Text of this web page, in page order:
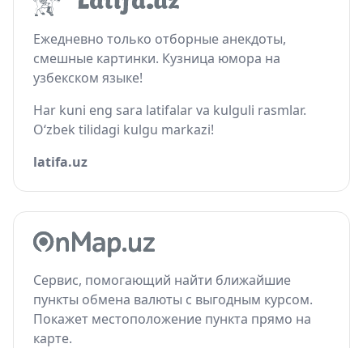
Ежедневно только отборные анекдоты,
смешные картинки. Кузница юмора на
узбекском языке!
Har kuni eng sara latifalar va kulguli rasmlar.
O‘zbek tilidagi kulgu markazi!
latifa.uz
Сервис, помогающий найти ближайшие
пункты обмена валюты с выгодным курсом.
Покажет местоположение пункта прямо на
карте.